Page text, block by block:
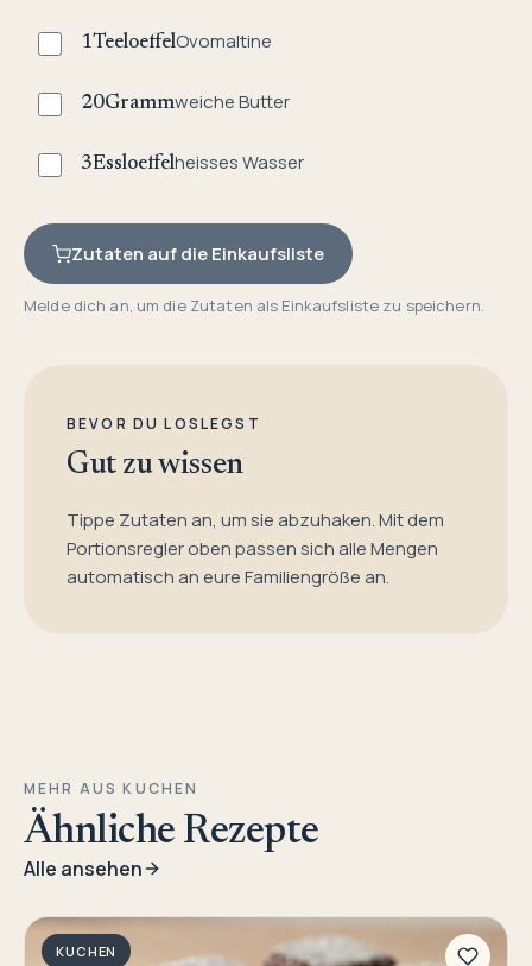
1TeeloeffelOvomaltine
20Grammweiche Butter
3Essloeffelheisses Wasser
Zutaten auf die Einkaufsliste
Melde dich an, um die Zutaten als Einkaufsliste zu speichern.
BEVOR DU LOSLEGST
Gut zu wissen
Tippe Zutaten an, um sie abzuhaken. Mit dem
Portionsregler oben passen sich alle Mengen
automatisch an eure Familiengröße an.
MEHR AUS KUCHEN
Ähnliche Rezepte
Alle ansehen
KUCHEN